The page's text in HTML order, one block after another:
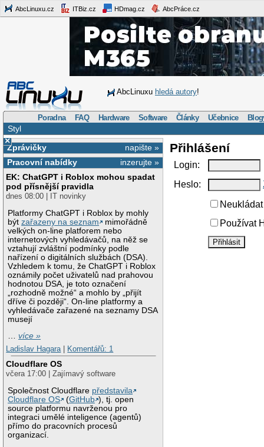
AbcLinuxu.cz ITBiz.cz HDmag.cz AbcPráce.cz
AbcLinuxu hledá autory!
Poradna FAQ Hardware Software Články Učebnice
Styl
×
napište »
Zprávičky
inzerujte »
Pracovní nabídky
EK: ChatGPT i Roblox mohou spadat
pod přísnější pravidla
dnes 08:00 | IT novinky
Platformy ChatGPT i Roblox by mohly
býtzařazeny na seznam
mimořádně
velkých on-line platforem nebo
internetových vyhledávačů, na něž se
vztahují zvláštní podmínky podle
nařízení o digitálních službách (DSA).
Vzhledem k tomu, že ChatGPT i Roblox
oznámily počet uživatelů nad prahovou
hodnotou DSA, je toto označení
„rozhodně možné“ a mohlo by „přijít
dříve či později“. On-line platformy a
vyhledávače zařazené na seznamy DSA
musejí
…více »
Ladislav Hagara
Komentářů: 1
Cloudflare OS
včera 17:00 | Zajímavý software
Společnost Cloudflare představila
Cloudflare OS
(GitHub ), tj. open
source platformu navrženou pro
integraci umělé inteligence (agentů)
přímo do pracovních procesů
organizací.
Přihlášení
Login:
Heslo:
Používat